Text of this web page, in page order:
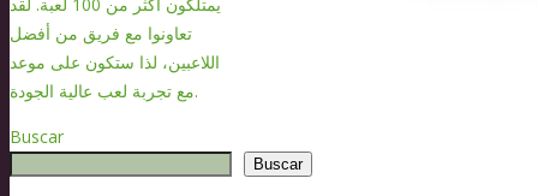
تعاونوا مع فريق من أفضل
اللاعبين، لذا ستكون على موعد
مع تجربة لعب عالية الجودة.
Buscar
Buscar